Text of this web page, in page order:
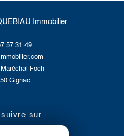
Immobilier
57 31 49
Foch -
Gignac
suivre sur